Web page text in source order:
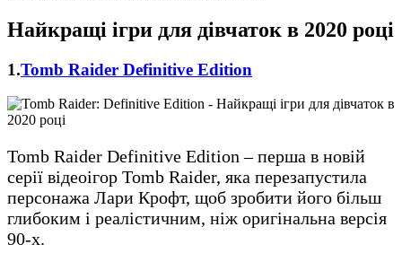
Найкращі ігри для дівчаток в 2020 році
1.Tomb Raider Definitive Edition
Tomb Raider Definitive Edition – перша в новій
серії відеоігор Tomb Raider, яка перезапустила
персонажа Лари Крофт, щоб зробити його більш
глибоким і реалістичним, ніж оригінальна версія
90-х.